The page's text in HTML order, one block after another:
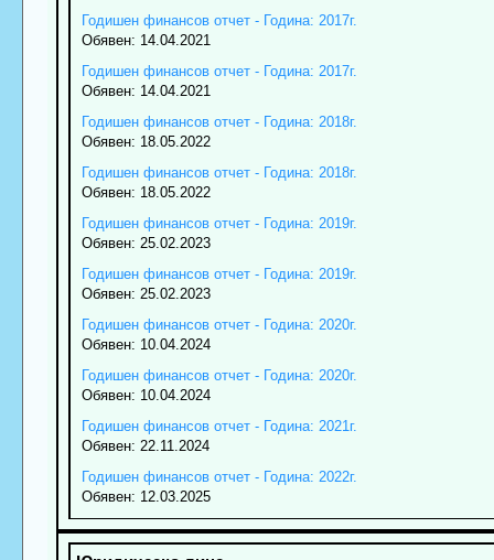
Годишен финансов отчет - Година: 2017г.
Обявен: 14.04.2021
Годишен финансов отчет - Година: 2017г.
Обявен: 14.04.2021
Годишен финансов отчет - Година: 2018г.
Обявен: 18.05.2022
Годишен финансов отчет - Година: 2018г.
Обявен: 18.05.2022
Годишен финансов отчет - Година: 2019г.
Обявен: 25.02.2023
Годишен финансов отчет - Година: 2019г.
Обявен: 25.02.2023
Годишен финансов отчет - Година: 2020г.
Обявен: 10.04.2024
Годишен финансов отчет - Година: 2020г.
Обявен: 10.04.2024
Годишен финансов отчет - Година: 2021г.
Обявен: 22.11.2024
Годишен финансов отчет - Година: 2022г.
Обявен: 12.03.2025